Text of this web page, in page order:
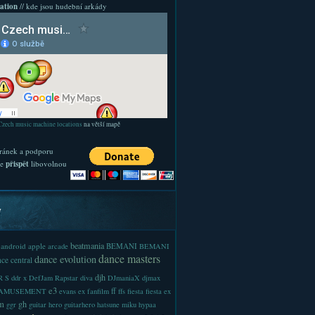
// kde jsou hudební arkády
music machine locations na větší mapě
a podporu
přispětlibovolnou
android apple arcade beatmania BEMANI BEMANI
central dance evolutiondance masters
S ddr x DefJam Rapstar diva djh DJmaniaX djmax
e3 evans ex fanfilm ff ffs fiesta fiesta ex
ggr gh guitar hero guitarhero hatsune miku hypaa